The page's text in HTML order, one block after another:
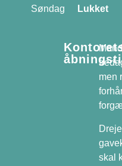
Søndag Lukket
men
skal